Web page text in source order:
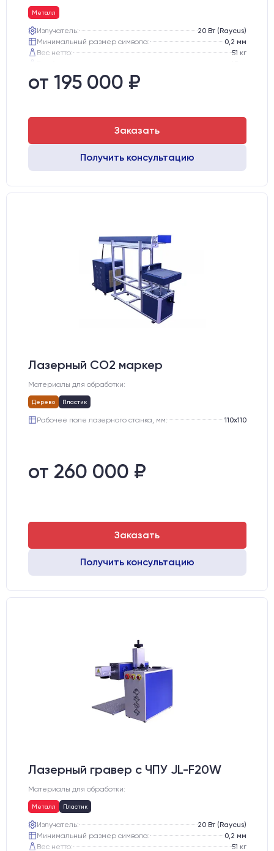
Металл
Излучатель:
20 Вт (Raycus)
Минимальный размер символа:
0,2 мм
Вес нетто:
51 кг
Транспортный габарит станка, мм:
от 195 000 ₽
Заказать
Получить консультацию
Лазерный СО2 маркер
Материалы для обработки:
Дерево Пластик
Рабочее поле лазерного станка, мм: 110х110
от 260 000 ₽
Заказать
Получить консультацию
Лазерный гравер с ЧПУ JL-F20W
Материалы для обработки:
Металл Пластик
Излучатель:
20 Вт (Raycus)
Минимальный размер символа:
0,2 мм
Вес нетто:
51 кг